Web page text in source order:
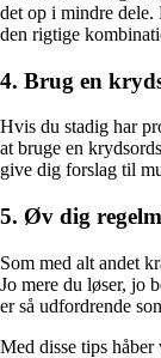
det op i mindre dele.
den rigtige
4. Brug en
Hvis du stadig har
at bruge en
give dig forslag til
5. Øv dig
Som med alt andet
Jo mere du løser, jo
er så udfordrende
Med disse tips